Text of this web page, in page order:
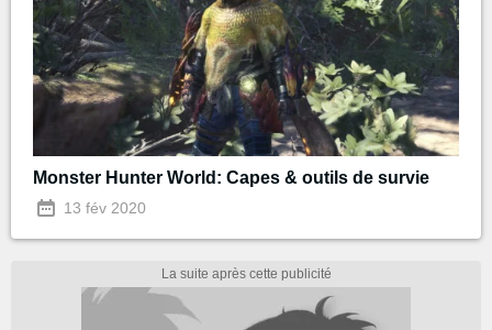
Monster Hunter World: Capes & outils de survie
13 fév 2020